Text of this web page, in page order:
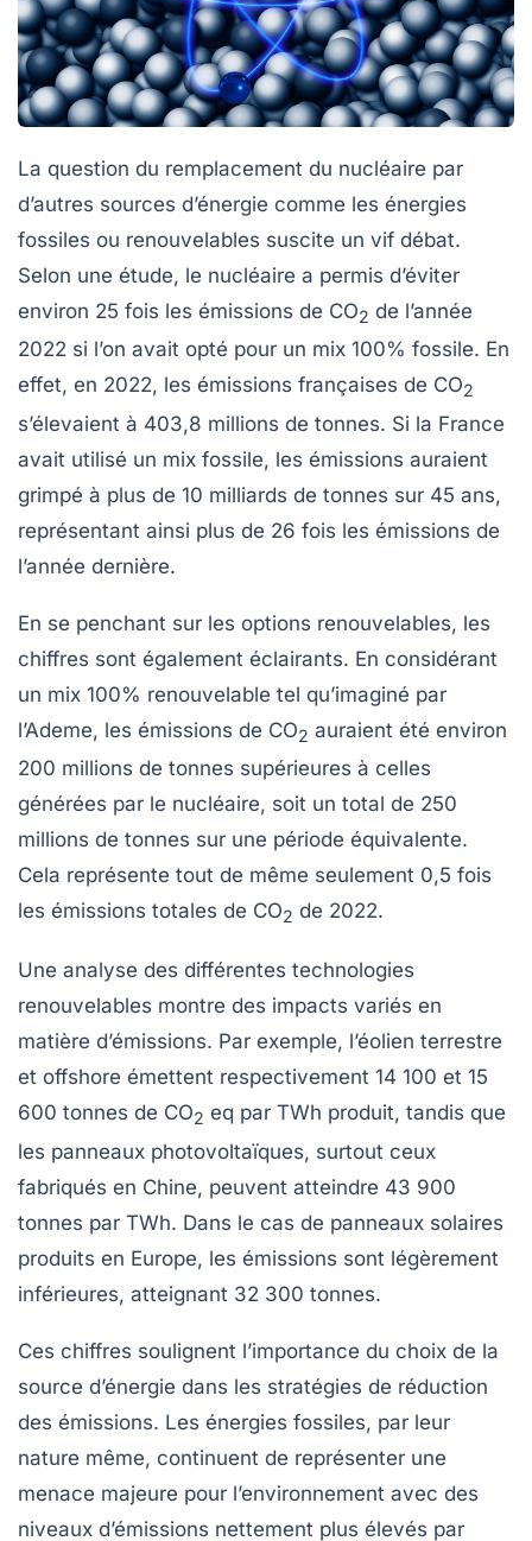
La question du remplacement du nucléaire par
d’autres sources d’énergie comme les énergies
fossiles ou renouvelables suscite un vif débat.
Selon une étude, le nucléaire a permis d’éviter
environ 25 fois les émissions de CO2 de l’année
2022 si l’on avait opté pour un mix 100% fossile. En
effet, en 2022, les émissions françaises de CO2
s’élevaient à 403,8 millions de tonnes. Si la France
avait utilisé un mix fossile, les émissions auraient
grimpé à plus de 10 milliards de tonnes sur 45 ans,
représentant ainsi plus de 26 fois les émissions de
l’année dernière.
En se penchant sur les options renouvelables, les
chiffres sont également éclairants. En considérant
un mix 100% renouvelable tel qu’imaginé par
l’Ademe, les émissions de CO2 auraient été environ
200 millions de tonnes supérieures à celles
générées par le nucléaire, soit un total de 250
millions de tonnes sur une période équivalente.
Cela représente tout de même seulement 0,5 fois
les émissions totales de CO2 de 2022.
Une analyse des différentes technologies
renouvelables montre des impacts variés en
matière d’émissions. Par exemple, l’éolien terrestre
et offshore émettent respectivement 14 100 et 15
600 tonnes de CO2 eq par TWh produit, tandis que
les panneaux photovoltaïques, surtout ceux
fabriqués en Chine, peuvent atteindre 43 900
tonnes par TWh. Dans le cas de panneaux solaires
produits en Europe, les émissions sont légèrement
inférieures, atteignant 32 300 tonnes.
Ces chiffres soulignent l’importance du choix de la
source d’énergie dans les stratégies de réduction
des émissions. Les énergies fossiles, par leur
nature même, continuent de représenter une
menace majeure pour l’environnement avec des
niveaux d’émissions nettement plus élevés par